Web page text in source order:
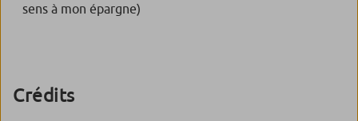
sens à mon épargne)​
Crédits